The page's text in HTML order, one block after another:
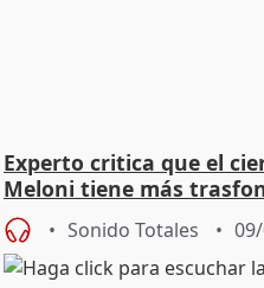
Experto critica que el
Meloni tiene más
Sonido Totales